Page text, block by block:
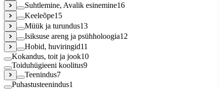
Suhtlemine, Avalik esinemine16
Keeleõpe15
Müük ja turundus13
Isiksuse areng ja psühholoogia12
Hobid, huviringid11
Kokandus, toit ja jook10
Toiduhügieeni koolitus9
Teenindus7
Puhastusteenindus1